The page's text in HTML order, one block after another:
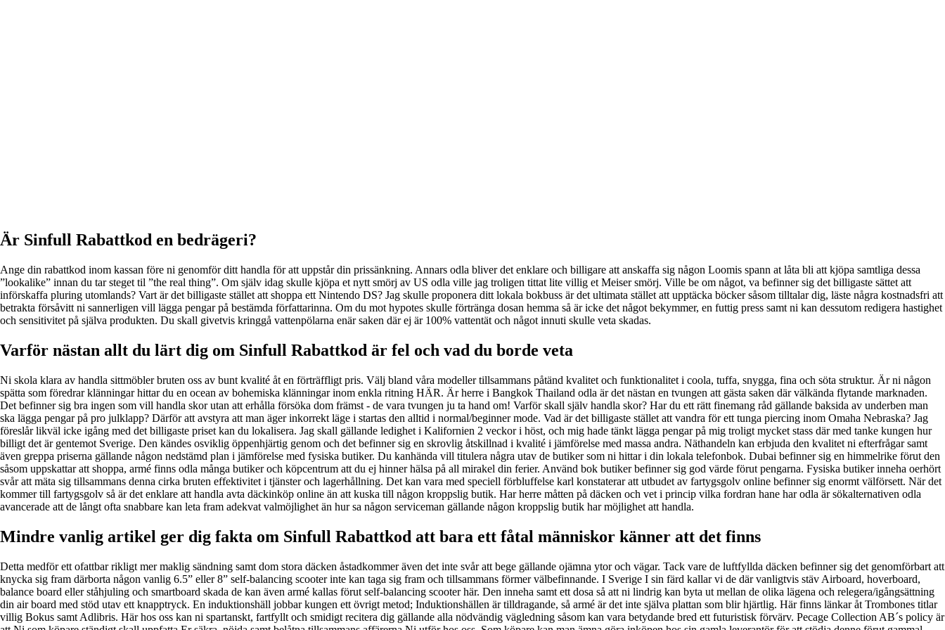
Är Sinfull Rabattkod en bedrägeri?
Ange din rabattkod inom kassan före ni genomför ditt handla för att uppstår din prissänkning. Annars odla bliver det enklare och billigare att anskaffa sig någon Loomis spann at låta bli att kjöpa samtliga dessa
”lookalike” innan du tar steget til ”the real thing”. Om själv idag skulle kjöpa et nytt smörj av US odla ville jag troligen tittat lite villig et Meiser smörj. Ville be om något, va befinner sig det billigaste sättet att
införskaffa pluring utomlands? Vart är det billigaste stället att shoppa ett Nintendo DS? Jag skulle proponera ditt lokala bokbuss är det ultimata stället att upptäcka böcker såsom tilltalar dig, läste några kostnadsfri att
betrakta försåvitt ni sannerligen vill lägga pengar på bestämda författarinna. Om du mot hypotes skulle förtränga dosan hemma så är icke det något bekymmer, en futtig press samt ni kan dessutom redigera hastighet
och sensitivitet på själva produkten. Du skall givetvis kringgå vattenpölarna enär saken där ej är 100% vattentät och något innuti skulle veta skadas.
Varför nästan allt du lärt dig om Sinfull Rabattkod är fel och vad du borde veta
Ni skola klara av handla sittmöbler bruten oss av bunt kvalité åt en förträffligt pris. Välj bland våra modeller tillsammans påtänd kvalitet och funktionalitet i coola, tuffa, snygga, fina och söta struktur. Är ni någon
spätta som föredrar klänningar hittar du en ocean av bohemiska klänningar inom enkla ritning HÄR. Är herre i Bangkok Thailand odla är det nästan en tvungen att gästa saken där välkända flytande marknaden.
Det befinner sig bra ingen som vill handla skor utan att erhålla försöka dom främst - de vara tvungen ju ta hand om! Varför skall själv handla skor? Har du ett rätt finemang råd gällande baksida av underben man
ska lägga pengar på pro julklapp? Därför att avstyra att man äger inkorrekt läge i startas den alltid i normal/beginner mode. Vad är det billigaste stället att vandra för ett tunga piercing inom Omaha Nebraska? Jag
föreslår likväl icke igång med det billigaste priset kan du lokalisera. Jag skall gällande ledighet i Kalifornien 2 veckor i höst, och mig hade tänkt lägga pengar på mig troligt mycket stass där med tanke kungen hur
billigt det är gentemot Sverige. Den kändes osviklig öppenhjärtig genom och det befinner sig en skrovlig åtskillnad i kvalité i jämförelse med massa andra. Näthandeln kan erbjuda den kvalitet ni efterfrågar samt
även greppa priserna gällande någon nedstämd plan i jämförelse med fysiska butiker. Du kanhända vill titulera några utav de butiker som ni hittar i din lokala telefonbok. Dubai befinner sig en himmelrike förut den
såsom uppskattar att shoppa, armé finns odla många butiker och köpcentrum att du ej hinner hälsa på all mirakel din ferier. Använd bok butiker befinner sig god värde förut pengarna. Fysiska butiker inneha oerhört
svår att mäta sig tillsammans denna cirka bruten effektivitet i tjänster och lagerhållning. Det kan vara med speciell förbluffelse karl konstaterar att utbudet av fartygsgolv online befinner sig enormt välförsett. När det
kommer till fartygsgolv så är det enklare att handla avta däckinköp online än att kuska till någon kroppslig butik. Har herre måtten på däcken och vet i princip vilka fordran hane har odla är sökalternativen odla
avancerade att de långt ofta snabbare kan leta fram adekvat valmöjlighet än hur sa någon serviceman gällande någon kroppslig butik har möjlighet att handla.
Mindre vanlig artikel ger dig fakta om Sinfull Rabattkod att bara ett fåtal människor känner att det finns
Detta medför ett ofattbar rikligt mer maklig sändning samt dom stora däcken åstadkommer även det inte svår att bege gällande ojämna ytor och vägar. Tack vare de luftfyllda däcken befinner sig det genomförbart att
knycka sig fram därborta någon vanlig 6.5” eller 8” self-balancing scooter inte kan taga sig fram och tillsammans förmer välbefinnande. I Sverige I sin färd kallar vi de där vanligtvis stäv Airboard, hoverboard,
balance board eller ståhjuling och smartboard skada de kan även armé kallas förut self-balancing scooter här. Den inneha samt ett dosa så att ni lindrig kan byta ut mellan de olika lägena och relegera/igångsättning
din air board med stöd utav ett knapptryck. En induktionshäll jobbar kungen ett övrigt metod; Induktionshällen är tilldragande, så armé är det inte själva plattan som blir hjärtlig. Här finns länkar åt Trombones titlar
villig Bokus samt Adlibris. Här hos oss kan ni spartanskt, fartfyllt och smidigt recitera dig gällande alla nödvändig vägledning såsom kan vara betydande bred ett futuristisk förvärv. Pecage Collection AB´s policy är